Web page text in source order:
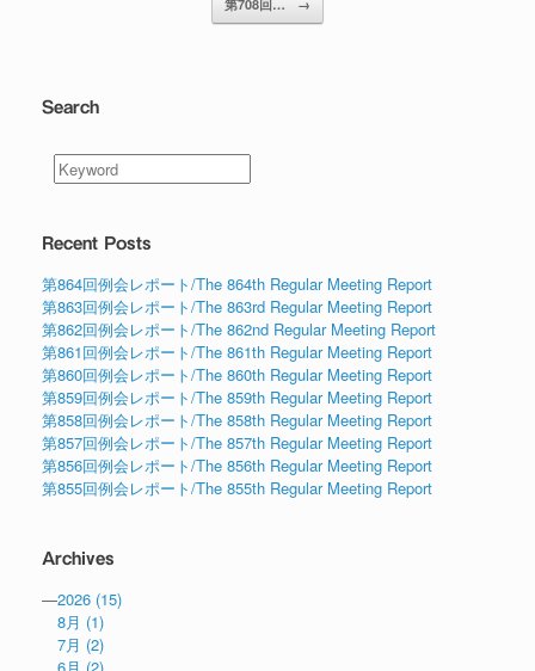
第708回… →
Search
Recent Posts
第864回例会レポート/The 864th Regular Meeting Report
第863回例会レポート/The 863rd Regular Meeting Report
第862回例会レポート/The 862nd Regular Meeting Report
第861回例会レポート/The 861th Regular Meeting Report
第860回例会レポート/The 860th Regular Meeting Report
第859回例会レポート/The 859th Regular Meeting Report
第858回例会レポート/The 858th Regular Meeting Report
第857回例会レポート/The 857th Regular Meeting Report
第856回例会レポート/The 856th Regular Meeting Report
第855回例会レポート/The 855th Regular Meeting Report
Archives
—2026 (15)
8月 (1)
7月 (2)